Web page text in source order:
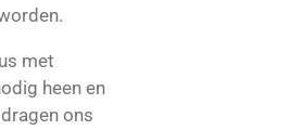
met
heen en
ons